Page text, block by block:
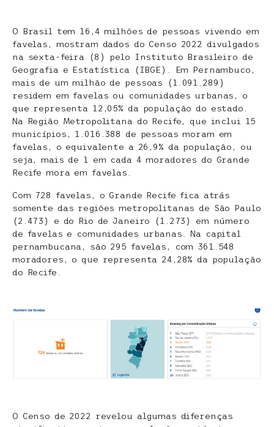
O Brasil tem 16,4 milhões de pessoas vivendo em
favelas, mostram dados do Censo 2022 divulgados
na sexta-feira (8) pelo Instituto Brasileiro de
Geografia e Estatística (IBGE). Em Pernambuco,
mais de um milhão de pessoas (1.091.289)
residem em favelas ou comunidades urbanas, o
que representa 12,05% da população do estado.
Na Região Metropolitana do Recife, que inclui 15
municípios, 1.016.388 de pessoas moram em
favelas, o equivalente a 26,9% da população, ou
seja, mais de 1 em cada 4 moradores do Grande
Recife mora em favelas.
Com 728 favelas, o Grande Recife fica atrás
somente das regiões metropolitanas de São Paulo
(2.473) e do Rio de Janeiro (1.273) em número
de favelas e comunidades urbanas. Na capital
pernambucana, são 295 favelas, com 361.548
moradores, o que representa 24,28% da população
do Recife.
O Censo de 2022 revelou algumas diferenças